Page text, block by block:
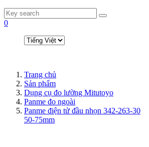
0
Trang chủ
Sản phẩm
Dụng cụ đo lường Mitutoyo
Panme đo ngoài
Panme điện tử đầu nhọn 342-263-30
50-75mm